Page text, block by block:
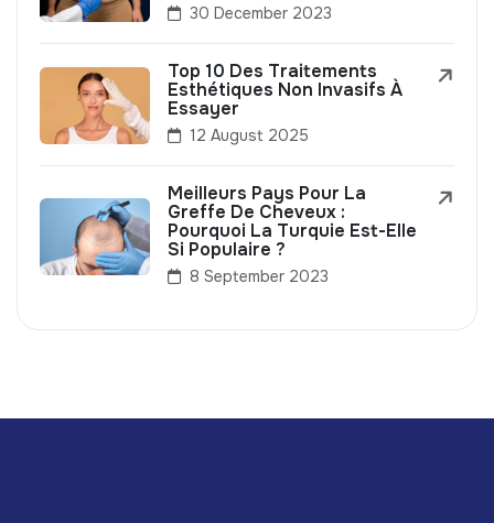
30 December 2023
Top 10 Des Traitements
Esthétiques Non Invasifs À
Essayer
12 August 2025
Meilleurs Pays Pour La
Greffe De Cheveux :
Pourquoi La Turquie Est-Elle
Si Populaire ?
8 September 2023